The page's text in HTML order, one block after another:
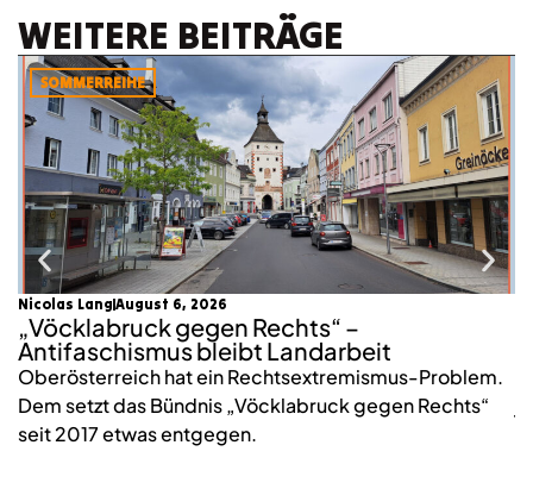
WEITERE BEITRÄGE
SOMMERREIHE
Nicolas Lang August 6, 2026
„Vöcklabruck gegen Rechts“ –
Antifaschismus bleibt Landarbeit
Oberösterreich hat ein Rechtsextremismus-Problem.
Dem setzt das Bündnis „Vöcklabruck gegen Rechts“
seit 2017 etwas entgegen.